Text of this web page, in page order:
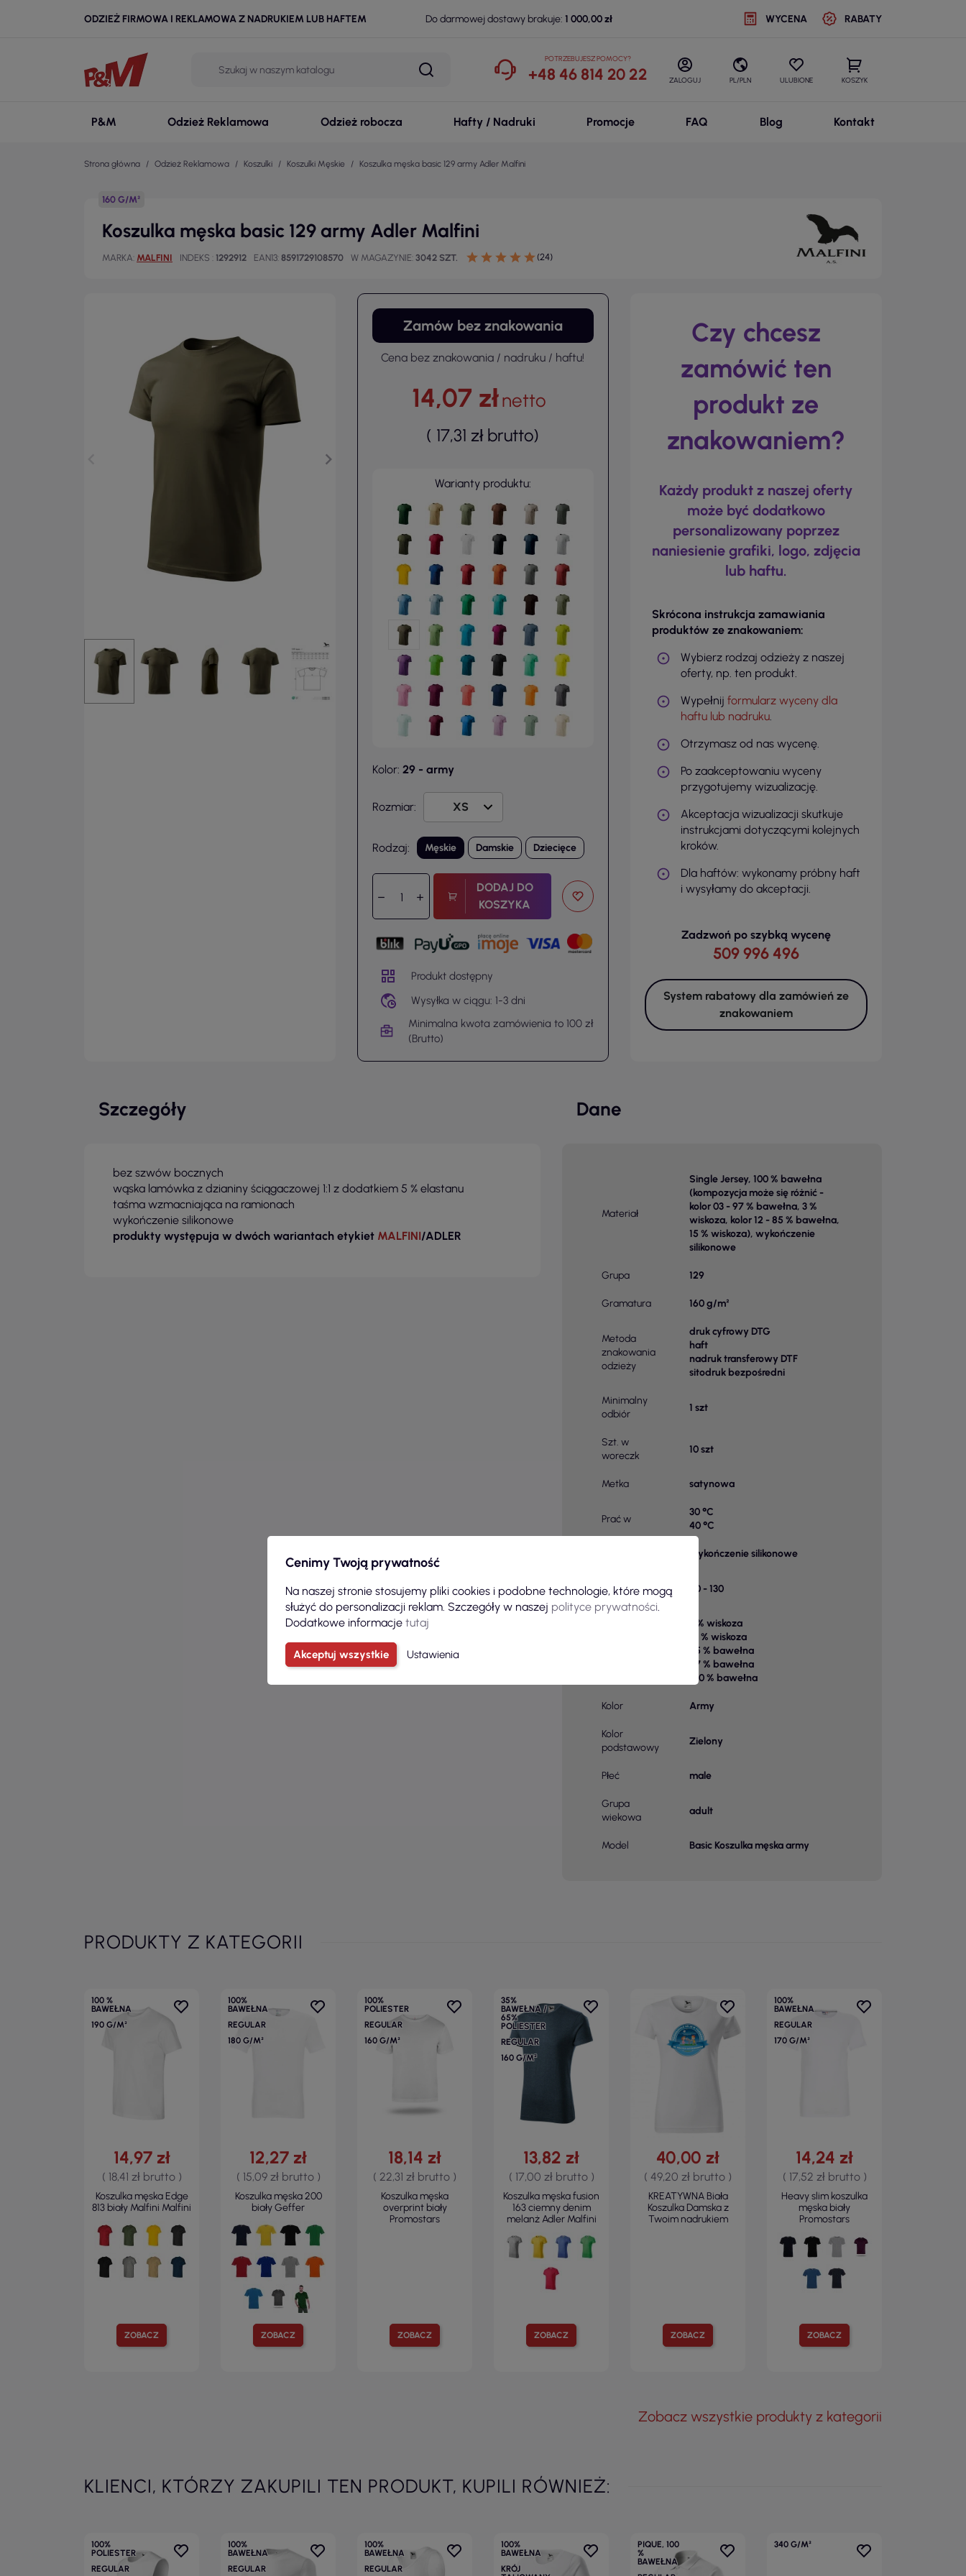
ODZIEŻ FIRMOWA I REKLAMOWA Z NADRUKIEM LUB HAFTEM Do darmowej dostawy brakuje: 1 000,00 zł WYCENA RABATY
POTRZEBUJESZ POMOCY?
+48 46 814 20 22 ZALOGUJ PL/PLN ULUBIONE KOSZYK
P&M Odzież Reklamowa Odzież robocza Hafty / Nadruki Promocje FAQ Blog Kontakt
Strona główna Odzież Reklamowa Koszulki Koszulki Męskie Koszulka męska basic 129 army Adler Malfini
160 G/M²
Koszulka męska basic 129 army Adler Malfini
MARKA MALFINI INDEKS 1292912 EAN13 8591729108570 W MAGAZYNIE 3042 SZT. (24)
Zamów bez znakowania
Cena bez znakowania / nadruku / haftu!
14,07 złnetto
( 17,31 zł brutto)
Warianty produktu:
Kolor: 29 - army
Rozmiar:
Rodzaj: Męskie Damskie Dziecięce
DODAJ DO
KOSZYKA
Produkt dostępny
Wysyłka w ciągu: 1-3 dni
Minimalna kwota zamówienia to 100 zł
(Brutto)
Czy chcesz
zamówić ten
produkt ze
znakowaniem?
Każdy produkt z naszej oferty
może być dodatkowo
personalizowany poprzez
naniesienie grafiki, logo, zdjęcia
lub haftu.
Skrócona instrukcja zamawiania
produktów ze znakowaniem:
Wybierz rodzaj odzieży z naszej
oferty, np. ten produkt.
Wypełnij formularz wyceny dla
haftu lub nadruku.
Otrzymasz od nas wycenę.
Po zaakceptowaniu wyceny
przygotujemy wizualizację.
Akceptacja wizualizacji skutkuje
instrukcjami dotyczącymi kolejnych
kroków.
Dla haftów: wykonamy próbny haft
i wysyłamy do akceptacji.
Zadzwoń po szybką wycenę
509 996 496
System rabatowy dla zamówień ze
znakowaniem
Szczegóły
bez szwów bocznych
wąska lamówka z dzianiny ściągaczowej 1:1 z dodatkiem 5 % elastanu
taśma wzmacniająca na ramionach
wykończenie silikonowe
produkty występuja w dwóch wariantach etykiet MALFINI/ADLER
Dane
Materiał
Single Jersey, 100 % bawełna
(kompozycja może się różnić -
kolor 03 - 97 % bawełna, 3 %
wiskoza, kolor 12 - 85 % bawełna,
15 % wiskoza), wykończenie
silikonowe
Grupa 129
Gramatura 160 g/m²
Metoda
znakowania
odzieży
druk cyfrowy DTG
haft
nadruk transferowy DTF
sitodruk bezpośredni
Minimalny
odbiór
1 szt
Szt. w
woreczk
10 szt
Metka satynowa
Prać w
30 °C
40 °C
wykończenie silikonowe
kartonie
90 - 130
3 % wiskoza
15 % wiskoza
85 % bawełna
97 % bawełna
100 % bawełna
Kolor Army
Kolor
podstawowy
Zielony
Płeć male
Grupa
wiekowa
adult
Model Basic Koszulka męska army
PRODUKTY Z KATEGORII
100 %
BAWEŁNA
190 G/M²
ZOBACZ
14,97 zł
( 18,41 zł brutto )
Koszulka męska Edge
813 biały Malfini Malfini
100%
BAWEŁNA
REGULAR
180 G/M²
ZOBACZ
12,27 zł
( 15,09 zł brutto )
Koszulka męska 200
biały Geffer
100%
POLIESTER
REGULAR
160 G/M²
ZOBACZ
18,14 zł
( 22,31 zł brutto )
Koszulka męska
overprint biały
Promostars
35%
BAWEŁNA /
65%
POLIESTER
REGULAR
160 G/M²
ZOBACZ
13,82 zł
( 17,00 zł brutto )
Koszulka męska fusion
163 ciemny denim
melanż Adler Malfini
ZOBACZ
40,00 zł
( 49,20 zł brutto )
KREATYWNA Biała
Koszulka Damska z
Twoim nadrukiem
100%
BAWEŁNA
REGULAR
170 G/M²
ZOBACZ
14,24 zł
( 17,52 zł brutto )
Heavy slim koszulka
męska biały
Promostars
Zobacz wszystkie produkty z kategorii
KLIENCI, KTÓRZY ZAKUPILI TEN PRODUKT, KUPILI RÓWNIEŻ:
100%
POLIESTER
REGULAR
100%
BAWEŁNA
REGULAR
100%
BAWEŁNA
REGULAR
100%
BAWEŁNA
KRÓJ
PIQUE, 100
%
BAWEŁNA
340 G/M²
Cenimy Twoją prywatność
Na naszej stronie stosujemy pliki cookies i podobne technologie, które mogą
służyć do personalizacji reklam. Szczegóły w naszej polityce prywatności
Dodatkowe informacje tutaj
Akceptuj wszystkie Ustawienia